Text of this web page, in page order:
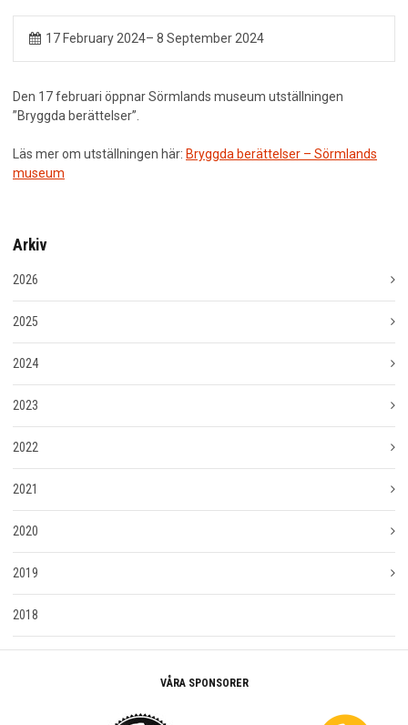
KALENDARIUM
KONTAKT
17 February 2024– 8 September 2024
Den 17 februari öppnar Sörmlands museum utställningen
”Bryggda berättelser”.
Läs mer om utställningen här: Bryggda berättelser – Sörmlands
museum
Arkiv
2026
2025
2024
2023
2022
2021
2020
2019
2018
VÅRA SPONSORER